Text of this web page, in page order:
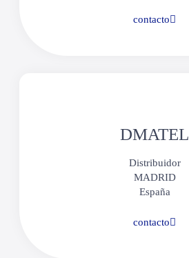
contacto
DMATEL​​
Distribuidor
MADRID
España
contacto